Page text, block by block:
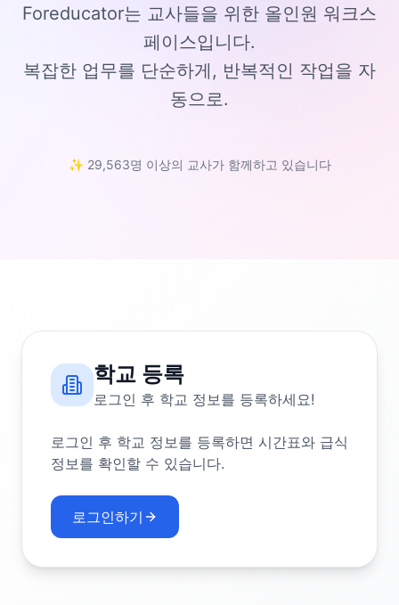
Foreducator는 교사들을 위한 올인원 워크스
페이스입니다.
복잡한 업무를 단순하게, 반복적인 작업을 자
동으로.
✨ 29,563명 이상의 교사가 함께하고 있습니다
학교 등록
로그인 후 학교 정보를 등록하세요!
로그인 후 학교 정보를 등록하면 시간표와 급식
정보를 확인할 수 있습니다.
로그인하기